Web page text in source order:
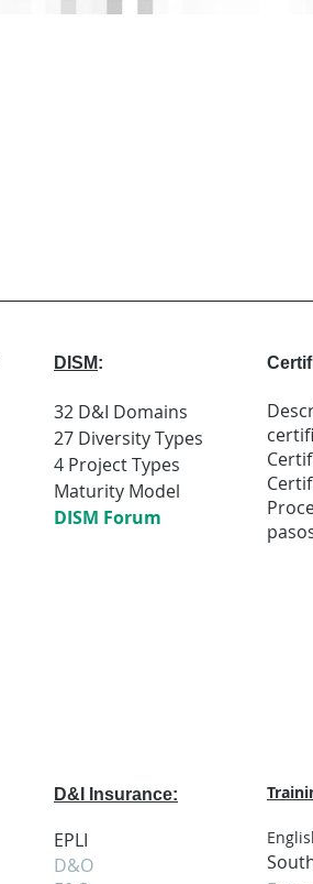
DISM:
32 D&I Domains
27 Diversity Types
4 Project Types
Maturity Model
DISM Forum
D&I Insurance:
EPLI
D&O
En